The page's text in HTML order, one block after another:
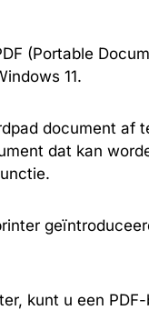
(Portable
11.
document af
dat kan
kunt u een